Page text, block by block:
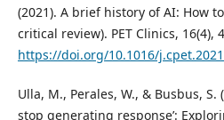
(2021). A brief history of AI: How
critical review). PET Clinics, 16(4),
https://doi.org/10.1016/
Ulla, M., Perales, W., & Busbus, S.
stop generating response’: